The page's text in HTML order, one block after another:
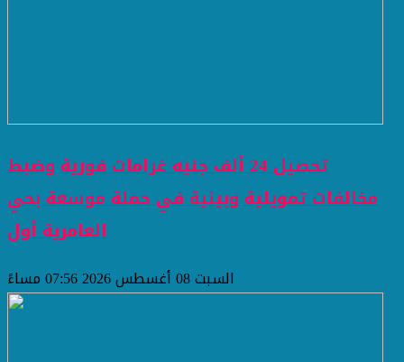
تحصيل 24 ألف جنيه غرامات فورية وضبط
مخالفات تمويلية وبيئية في حملة موسعة بحي
العامرية أول
السبت 08 أغسطس 2026 07:56 مساءً